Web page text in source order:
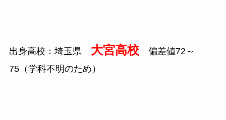
出身高校：埼玉県 大宮高校偏差値72～
75（学科不明のため）